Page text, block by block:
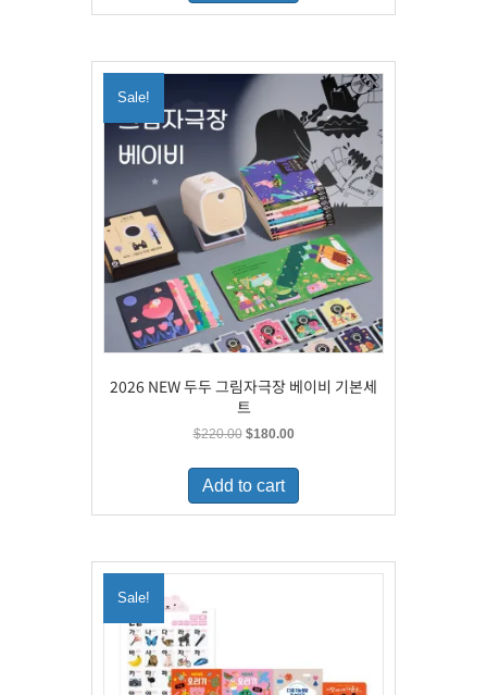
Sale!
2026 NEW 두두 그림자극장 베이비 기본세
트
$220.00 Original
was:
$220.00.
$180.00Current
is:
Add to cart
Sale!